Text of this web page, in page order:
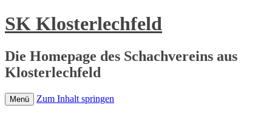
SK Klosterlechfeld
Die Homepage des Schachvereins aus
Klosterlechfeld
Menü Zum Inhalt springen